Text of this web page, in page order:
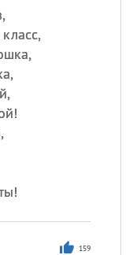
159
сил
ВВС) РФ
именины